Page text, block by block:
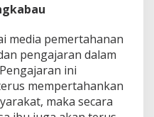
media pemertahanan
pengajaran dalam
ini
mempertahankan
maka secara